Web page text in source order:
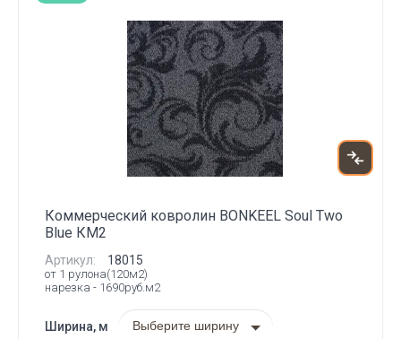
Коммерческий ковролин BONKEEL Soul Two
Blue КМ2
Артикул: 18015
от 1 рулона(120м2)
нарезка - 1690руб.м2
Ширина, м Выберите ширину